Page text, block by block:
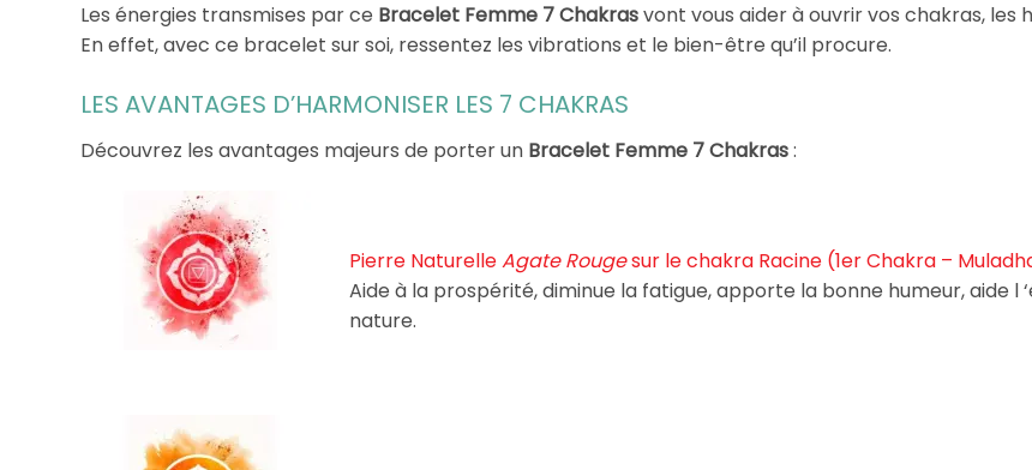
Les énergies transmises par ce Bracelet Femme 7 Chakrasvont vous aider à ouvrir vos chakras, les
En effet, avec ce bracelet sur soi, ressentez les vibrations et le bien-être qu’il procure.
LES AVANTAGES D’HARMONISER LES 7 CHAKRAS
Découvrez les avantages majeurs de porter un Bracelet Femme 7 Chakras:
Pierre NaturelleAgate Rougesur le chakra Racine (1er Chakra –
Aide à la prospérité, diminue la fatigue, apporte la bonne humeur, aide l
nature.